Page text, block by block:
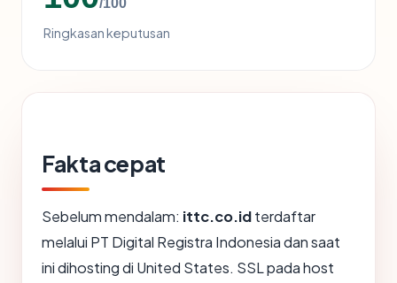
/100
Ringkasan keputusan
Fakta cepat
Sebelum mendalam: ittc.co.idterdaftar
melalui PT Digital Registra Indonesia dan saat
ini dihosting di United States. SSL pada host